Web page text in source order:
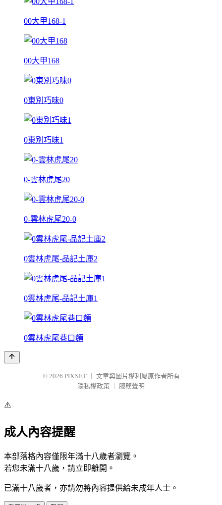
00大甲168-1
00大甲168
0東別巧味0
0東別巧味1
0-雲林虎尾20
0-雲林虎尾20-0
0雲林虎尾-品記土庫2
0雲林虎尾-品記土庫1
0雲林虎尾巷口麵
© 2026 PIXNET
文章與圖片權利屬原作者所有
隱私權政策
服務聲明
⚠️
成人內容提醒
本部落格內容僅限年滿十八歲者瀏覽。
若您未滿十八歲，請立即離開。
已滿十八歲者，亦請勿將內容提供給未成年人士。